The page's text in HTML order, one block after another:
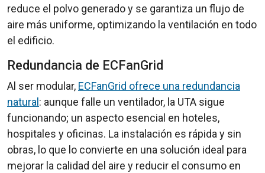
reduce el polvo generado y se garantiza un flujo de
aire más uniforme, optimizando la ventilación en todo
el edificio.
Redundancia de ECFanGrid
Al ser modular, ECFanGrid ofrece una redundancia
natural : aunque falle un ventilador, la UTA sigue
funcionando; un aspecto esencial en hoteles,
hospitales y oficinas. La instalación es rápida y sin
obras, lo que lo convierte en una solución ideal para
mejorar la calidad del aire y reducir el consumo en